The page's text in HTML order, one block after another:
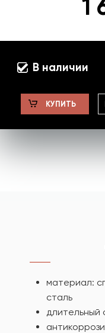
1
В наличии
КУПИТЬ
материал:
сталь
длительный